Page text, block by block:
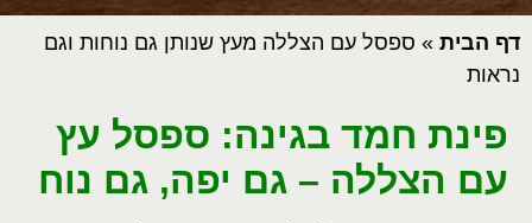
דף הבית » ספסל עם הצללה מעץ שנותן גם נוחות וגם
נראות
פינת חמד בגינה: ספסל עץ
עם הצללה – גם יפה, גם נוח